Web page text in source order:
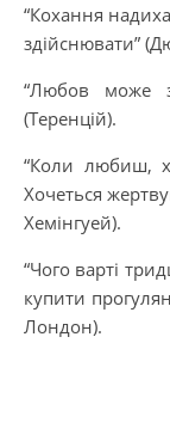
“Кохання
здійснювати”
“Любов може
(Теренцій).
“Коли любиш,
Хочеться
Хемінгуей).
“Чого варті
купити
Лондон).